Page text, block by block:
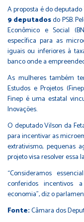
A proposta é do deputado
9 deputadosdo PSB.
Econômico e Social
específica para as
iguais ou inferiores à
banco onde a
As mulheres também
Estudos e Projetos
Finep é uma estatal
Inovações.
O deputado Vilson da
para incentivar as
extrativismo, pequenas
projeto visa resolver essa
“Consideramos
conferidos incentivos
economia”, diz o
Fonte:Câmara dos